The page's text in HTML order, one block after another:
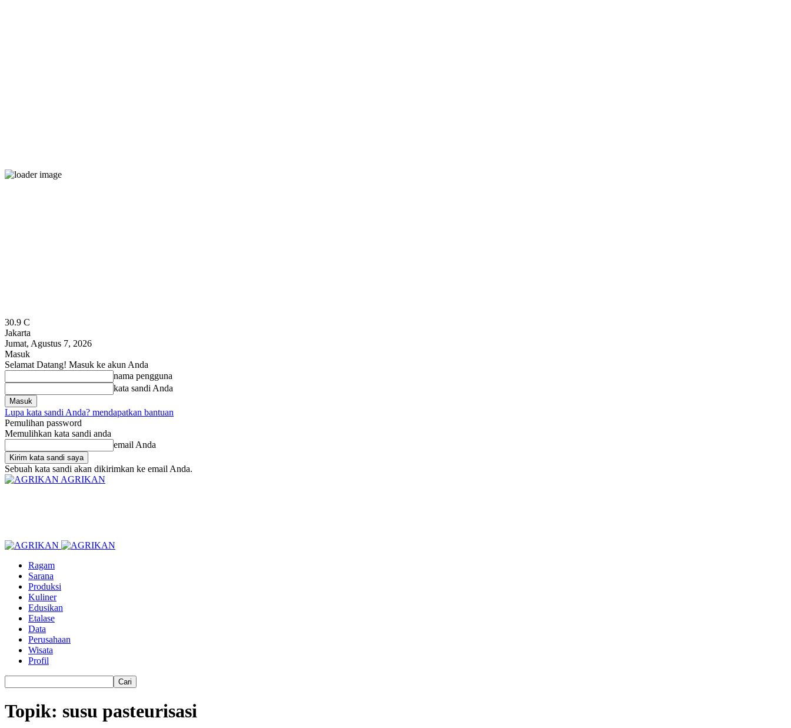
30.9 C
Jakarta
Jumat, Agustus 7, 2026
Masuk
Selamat Datang! Masuk ke akun Anda
nama pengguna
kata sandi Anda
Lupa kata sandi Anda? mendapatkan bantuan
Pemulihan password
Memulihkan kata sandi anda
email Anda
Sebuah kata sandi akan dikirimkan ke email Anda.
AGRIKAN
Ragam
Sarana
Produksi
Kuliner
Edusikan
Etalase
Data
Perusahaan
Wisata
Profil
Topik: susu pasteurisasi